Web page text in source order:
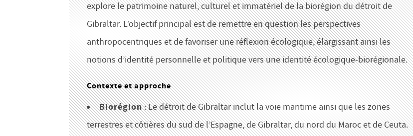
explore le patrimoine naturel, culturel et immatériel de la biorégion du détroit de
Gibraltar. L’objectif principal est de remettre en question les perspectives
anthropocentriques et de favoriser une réflexion écologique, élargissant ainsi les
notions d’identité personnelle et politique vers une identité écologique-biorégionale.
Contexte et approche
Biorégion: Le détroit de Gibraltar inclut la voie maritime ainsi que les zones
terrestres et côtières du sud de l’Espagne, de Gibraltar, du nord du Maroc et de Ceuta.